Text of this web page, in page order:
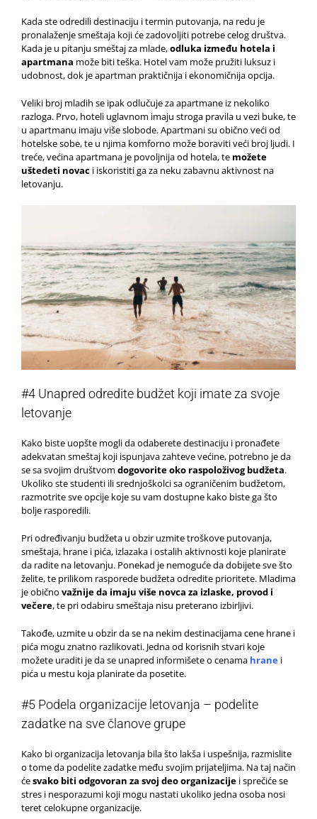
Kada ste odredili destinaciju i termin putovanja, na redu je
pronalaženje smeštaja koji će zadovoljiti potrebe celog društva.
Kada je u pitanju smeštaj za mlade,odluka između hotela i
apartmana može biti teška. Hotel vam može pružiti luksuz i
udobnost, dok je apartman praktičnija i ekonomičnija opcija.
Veliki broj mladih se ipak odlučuje za apartmane iz nekoliko
razloga. Prvo, hoteli uglavnom imaju stroga pravila u vezi buke, te
u apartmanu imaju više slobode. Apartmani su obično veći od
hotelske sobe, te u njima komforno može boraviti veći broj ljudi. I
treće, većina apartmana je povoljnija od hotela, te možete
uštedeti novac i iskoristiti ga za neku zabavnu aktivnost na
letovanju.
#4 Unapred odredite budžet koji imate za svoje
letovanje
Kako biste uopšte mogli da odaberete destinaciju i pronađete
adekvatan smeštaj koji ispunjava zahteve većine, potrebno je da
se sa svojim društvom dogovorite oko raspoloživog budžeta.
Ukoliko ste studenti ili srednjoškolci sa ograničenim budžetom,
razmotrite sve opcije koje su vam dostupne kako biste ga što
bolje rasporedili.
Pri određivanju budžeta u obzir uzmite troškove putovanja,
smeštaja, hrane i pića, izlazaka i ostalih aktivnosti koje planirate
da radite na letovanju. Ponekad je nemoguće da dobijete sve što
želite, te prilikom rasporede budžeta odredite prioritete. Mladima
je obično važnije da imaju više novca za izlaske, provod i
večere, te pri odabiru smeštaja nisu preterano izbirljivi.
Takođe, uzmite u obzir da se na nekim destinacijama cene hrane i
pića mogu znatno razlikovati. Jedna od korisnih stvari koje
možete uraditi je da se unapred informišete o cenama hrane i
pića u mestu koja planirate da posetite.
#5 Podela organizacije letovanja – podelite
zadatke na sve članove grupe
Kako bi organizacija letovanja bila što lakša i uspešnija, razmislite
o tome da podelite zadatke među svojim prijateljima. Na taj način
ćesvako biti odgovoran za svoj deo organizacije i sprečiće se
stres i nesporazumi koji mogu nastati ukoliko jedna osoba nosi
teret celokupne organizacije.